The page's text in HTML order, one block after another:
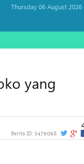
Thursday 06 August 2026 ,
yang
Berita ID: 3479098